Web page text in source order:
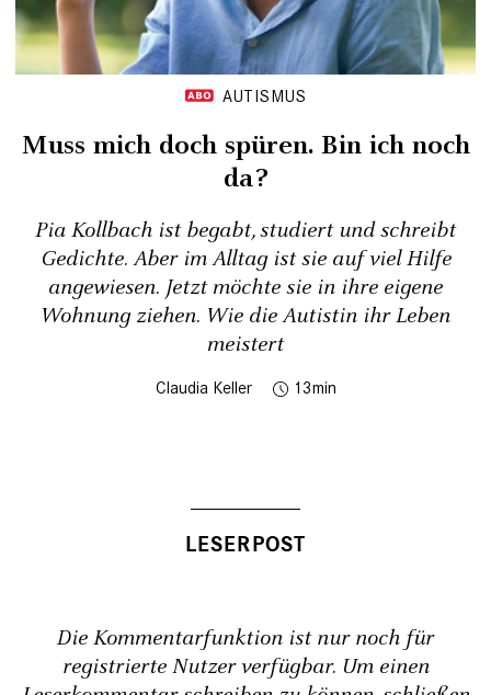
AUTISMUS
Muss mich doch spüren. Bin ich noch
da?
Pia Kollbach ist begabt, studiert und schreibt
Gedichte. Aber im Alltag ist sie auf viel Hilfe
angewiesen. Jetzt möchte sie in ihre eigene
Wohnung ziehen. Wie die Autistin ihr Leben
meistert
Claudia Keller 13
Die Kommentarfunktion ist nur noch für
registrierte Nutzer verfügbar. Um einen